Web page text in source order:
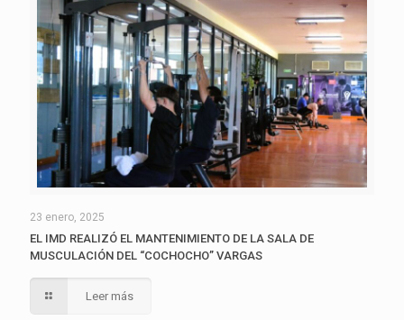
23 enero, 2025
EL IMD REALIZÓ EL MANTENIMIENTO DE LA SALA DE
MUSCULACIÓN DEL “COCHOCHO” VARGAS
Leer más